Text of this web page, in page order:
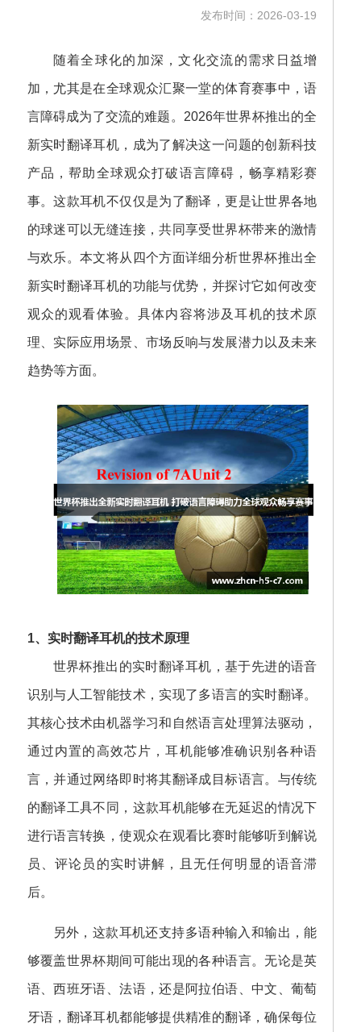
发布时间：2026-03-19
随着全球化的加深，文化交流的需求日益增
加，尤其是在全球观众汇聚一堂的体育赛事中，语
言障碍成为了交流的难题。2026年世界杯推出的全
新实时翻译耳机，成为了解决这一问题的创新科技
产品，帮助全球观众打破语言障碍，畅享精彩赛
事。这款耳机不仅仅是为了翻译，更是让世界各地
的球迷可以无缝连接，共同享受世界杯带来的激情
与欢乐。本文将从四个方面详细分析世界杯推出全
新实时翻译耳机的功能与优势，并探讨它如何改变
观众的观看体验。具体内容将涉及耳机的技术原
理、实际应用场景、市场反响与发展潜力以及未来
趋势等方面。
1、实时翻译耳机的技术原理
世界杯推出的实时翻译耳机，基于先进的语音
识别与人工智能技术，实现了多语言的实时翻译。
其核心技术由机器学习和自然语言处理算法驱动，
通过内置的高效芯片，耳机能够准确识别各种语
言，并通过网络即时将其翻译成目标语言。与传统
的翻译工具不同，这款耳机能够在无延迟的情况下
进行语言转换，使观众在观看比赛时能够听到解说
员、评论员的实时讲解，且无任何明显的语音滞
后。
另外，这款耳机还支持多语种输入和输出，能
够覆盖世界杯期间可能出现的各种语言。无论是英
语、西班牙语、法语，还是阿拉伯语、中文、葡萄
牙语，翻译耳机都能够提供精准的翻译，确保每位